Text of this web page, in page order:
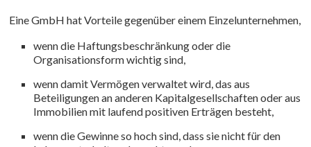
Eine GmbH hat Vorteile gegenüber einem Einzelunternehmen,
wenn die Haftungsbeschränkung oder die
Organisationsform wichtig sind,
wenn damit Vermögen verwaltet wird, das aus
Beteiligungen an anderen Kapitalgesellschaften oder aus
Immobilien mit laufend positiven Erträgen besteht,
wenn die Gewinne so hoch sind, dass sie nicht für den